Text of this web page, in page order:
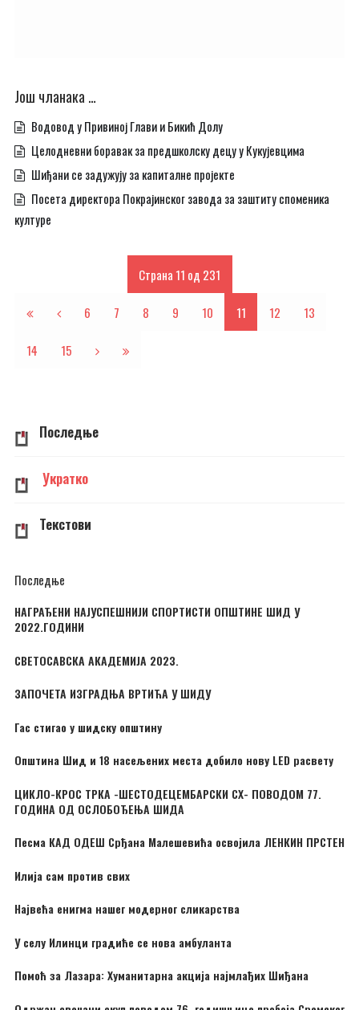
Још чланака …
Водовод у Привиној Глави и Бикић Долу
Целодневни боравак за предшколску децу у Кукујевцима
Шиђани се задужују за капиталне пројекте
Посета директора Покрајинског завода за заштиту споменика
културе
6 7 8 9 10 11 12 13
14 15
Страна 11 од 231
Последње
Укратко
Текстови
Последње
НАГРАЂЕНИ НАЈУСПЕШНИЈИ СПОРТИСТИ ОПШТИНЕ ШИД У
2022.ГОДИНИ
СВЕТОСАВСКА АКАДЕМИЈА 2023.
ЗАПОЧЕТА ИЗГРАДЊА ВРТИЋА У ШИДУ
Гас стигао у шидску општину
Општина Шид и 18 насељених места добило нову LED расвету
ЦИКЛО-КРОС ТРКА -ШЕСТОДЕЦЕМБАРСКИ CX- ПОВОДОМ 77.
ГОДИНА ОД ОСЛОБОЂЕЊА ШИДА
Песма КАД ОДЕШ Срђана Малешевића освојила ЛЕНКИН ПРСТЕН
Илија сам против свих
Највећа енигма нашег модерног сликарства
У селу Илинци градиће се нова амбуланта
Помоћ за Лазара: Хуманитарна акција најмлађих Шиђана